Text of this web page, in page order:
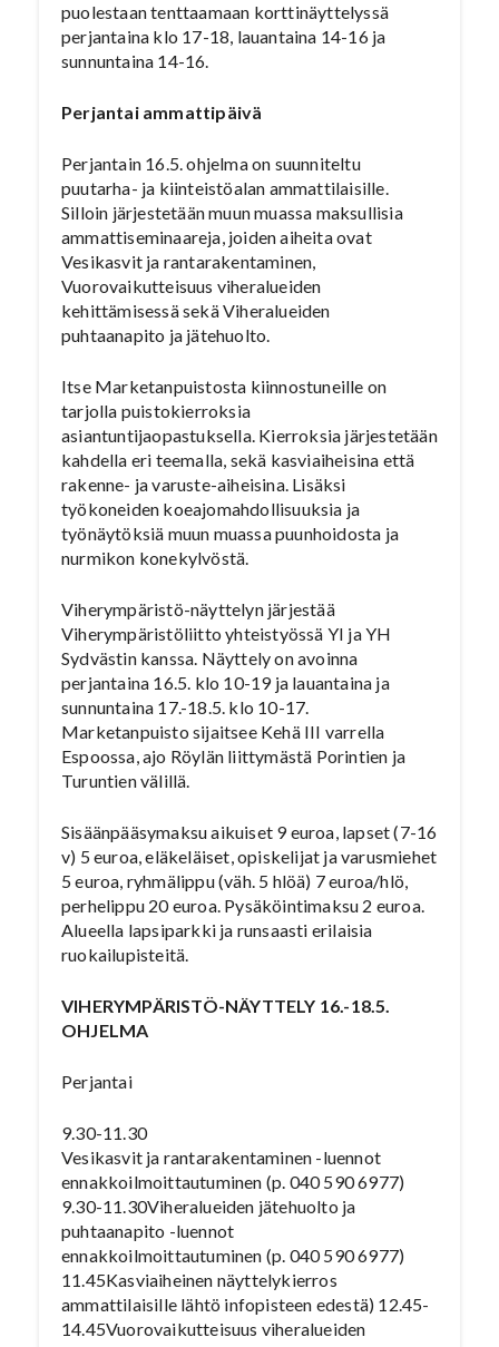
puolestaan tenttaamaan korttinäyttelyssä
perjantaina klo 17-18, lauantaina 14-16 ja
sunnuntaina 14-16.
Perjantai ammattipäivä
Perjantain 16.5. ohjelma on suunniteltu
puutarha- ja kiinteistöalan ammattilaisille.
Silloin järjestetään muun muassa maksullisia
ammattiseminaareja, joiden aiheita ovat
Vesikasvit ja rantarakentaminen,
Vuorovaikutteisuus viheralueiden
kehittämisessä sekä Viheralueiden
puhtaanapito ja jätehuolto.
Itse Marketanpuistosta kiinnostuneille on
tarjolla puistokierroksia
asiantuntijaopastuksella. Kierroksia järjestetään
kahdella eri teemalla, sekä kasviaiheisina että
rakenne- ja varuste-aiheisina. Lisäksi
työkoneiden koeajomahdollisuuksia ja
työnäytöksiä muun muassa puunhoidosta ja
nurmikon konekylvöstä.
Viherympäristö-näyttelyn järjestää
Viherympäristöliitto yhteistyössä YI ja YH
Sydvästin kanssa. Näyttely on avoinna
perjantaina 16.5. klo 10-19 ja lauantaina ja
sunnuntaina 17.-18.5. klo 10-17.
Marketanpuisto sijaitsee Kehä III varrella
Espoossa, ajo Röylän liittymästä Porintien ja
Turuntien välillä.
Sisäänpääsymaksu aikuiset 9 euroa, lapset (7-16
v) 5 euroa, eläkeläiset, opiskelijat ja varusmiehet
5 euroa, ryhmälippu (väh. 5 hlöä) 7 euroa/hlö,
perhelippu 20 euroa. Pysäköintimaksu 2 euroa.
Alueella lapsiparkki ja runsaasti erilaisia
ruokailupisteitä.
VIHERYMPÄRISTÖ-NÄYTTELY 16.-18.5.
OHJELMA
Perjantai
9.30-11.30
Vesikasvit ja rantarakentaminen -luennot
ennakkoilmoittautuminen (p. 040 590 6977)
9.30-11.30Viheralueiden jätehuolto ja
puhtaanapito -luennot
ennakkoilmoittautuminen (p. 040 590 6977)
11.45Kasviaiheinen näyttelykierros
ammattilaisille lähtö infopisteen edestä) 12.45-
14.45Vuorovaikutteisuus viheralueiden